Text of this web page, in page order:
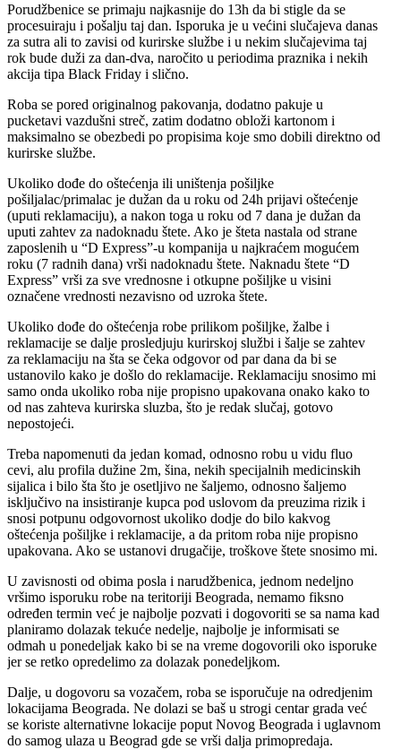
Porudžbenice se primaju najkasnije do 13h da bi stigle da se
procesuiraju i pošalju taj dan. Isporuka je u većini slučajeva danas
za sutra ali to zavisi od kurirske službe i u nekim slučajevima taj
rok bude duži za dan-dva, naročito u periodima praznika i nekih
akcija tipa Black Friday i slično.
Roba se pored originalnog pakovanja, dodatno pakuje u
pucketavi vazdušni streč, zatim dodatno obloži kartonom i
maksimalno se obezbedi po propisima koje smo dobili direktno od
kurirske službe.
Ukoliko dođe do oštećenja ili uništenja pošiljke
pošiljalac/primalac je dužan da u roku od 24h prijavi oštećenje
(uputi reklamaciju), a nakon toga u roku od 7 dana je dužan da
uputi zahtev za nadoknadu štete. Ako je šteta nastala od strane
zaposlenih u “D Express”-u kompanija u najkraćem mogućem
roku (7 radnih dana) vrši nadoknadu štete. Naknadu štete “D
Express” vrši za sve vrednosne i otkupne pošiljke u visini
označene vrednosti nezavisno od uzroka štete.
Ukoliko dođe do oštećenja robe prilikom pošiljke, žalbe i
reklamacije se dalje prosledjuju kurirskoj službi i šalje se zahtev
za reklamaciju na šta se čeka odgovor od par dana da bi se
ustanovilo kako je došlo do reklamacije. Reklamaciju snosimo mi
samo onda ukoliko roba nije propisno upakovana onako kako to
od nas zahteva kurirska sluzba, što je redak slučaj, gotovo
nepostojeći.
Treba napomenuti da jedan komad, odnosno robu u vidu fluo
cevi, alu profila dužine 2m, šina, nekih specijalnih medicinskih
sijalica i bilo šta što je osetljivo ne šaljemo, odnosno šaljemo
isključivo na insistiranje kupca pod uslovom da preuzima rizik i
snosi potpunu odgovornost ukoliko dodje do bilo kakvog
oštećenja pošiljke i reklamacije, a da pritom roba nije propisno
upakovana. Ako se ustanovi drugačije, troškove štete snosimo mi.
U zavisnosti od obima posla i narudžbenica, jednom nedeljno
vršimo isporuku robe na teritoriji Beograda, nemamo fiksno
određen termin već je najbolje pozvati i dogovoriti se sa nama kad
planiramo dolazak tekuće nedelje, najbolje je informisati se
odmah u ponedeljak kako bi se na vreme dogovorili oko isporuke
jer se retko opredelimo za dolazak ponedeljkom.
Dalje, u dogovoru sa vozačem, roba se isporučuje na odredjenim
lokacijama Beograda. Ne dolazi se baš u strogi centar grada već
se koriste alternativne lokacije poput Novog Beograda i uglavnom
do samog ulaza u Beograd gde se vrši dalja primopredaja.